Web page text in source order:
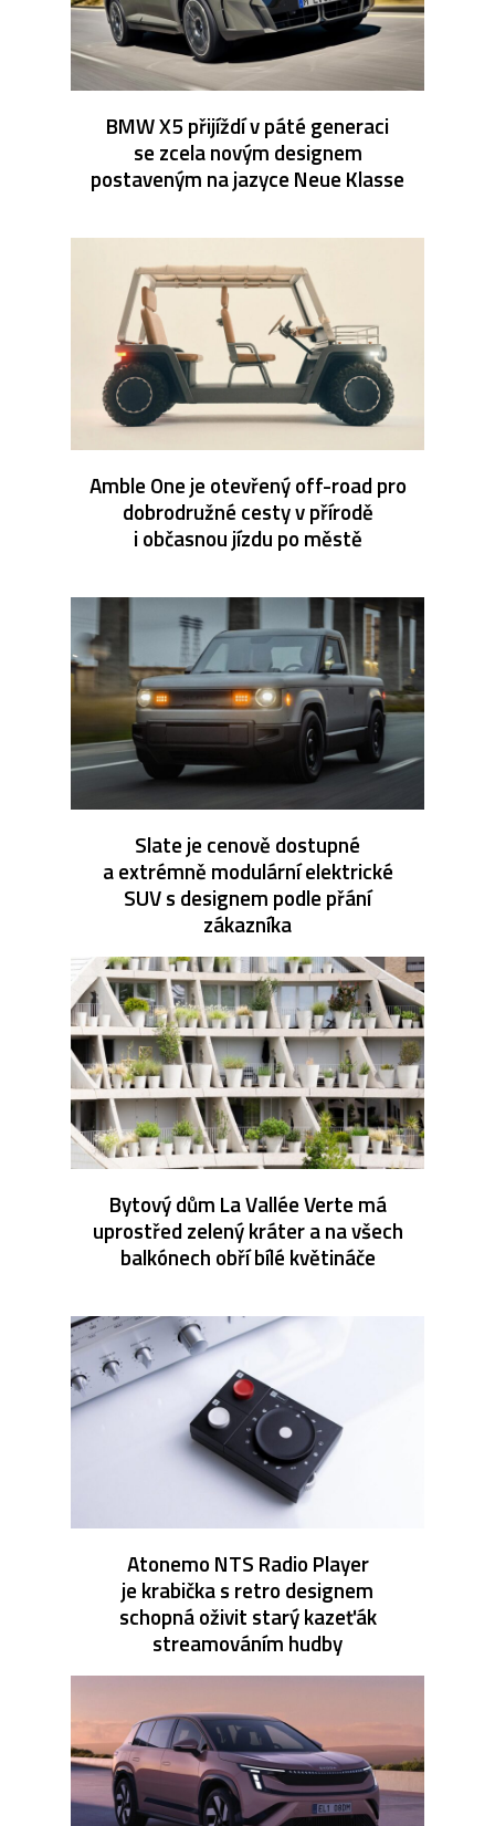
BMW X5 přijíždí v páté generaci
se zcela novým designem
postaveným na jazyce Neue Klasse
Amble One je otevřený off-road pro
dobrodružné cesty v přírodě
i občasnou jízdu po městě
Slate je cenově dostupné
a extrémně modulární elektrické
SUV s designem podle přání
zákazníka
Bytový dům La Vallée Verte má
uprostřed zelený kráter a na všech
balkónech obří bílé květináče
Atonemo NTS Radio Player
je krabička s retro designem
schopná oživit starý kazeťák
streamováním hudby